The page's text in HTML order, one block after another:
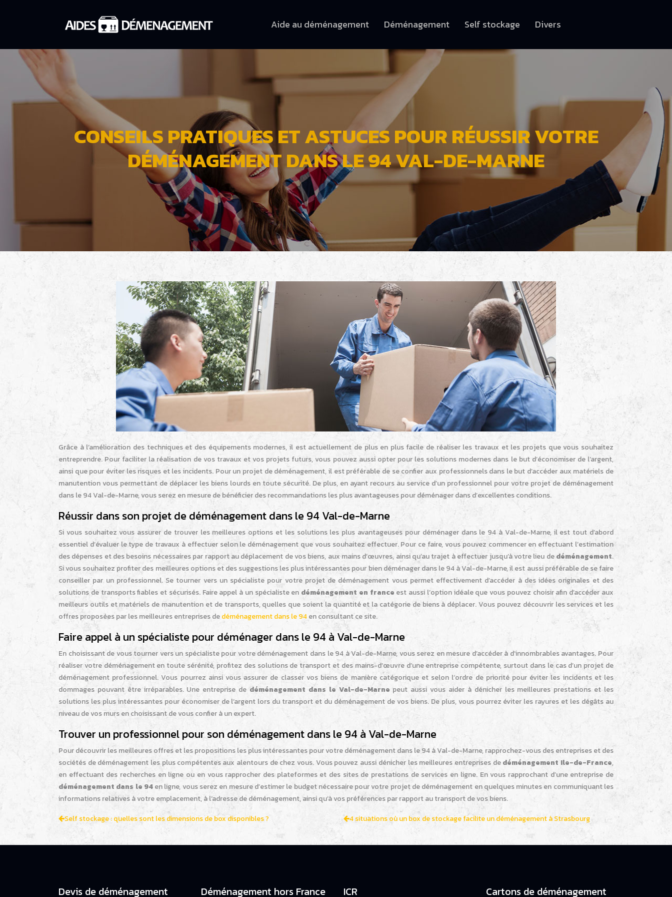
Aide au déménagement Déménagement Self stockage Divers
CONSEILS PRATIQUES ET ASTUCES POUR RÉUSSIR VOTRE
DÉMÉNAGEMENT DANS LE 94 VAL-DE-MARNE
Grâce à l’amélioration des techniques et des équipements modernes, il est actuellement de plus en plus facile de réaliser les travaux et les projets que vous souhaitez
entreprendre. Pour faciliter la réalisation de vos travaux et vos projets futurs, vous pouvez aussi opter pour les solutions modernes dans le but d’économiser de l’argent,
ainsi que pour éviter les risques et les incidents. Pour un projet de déménagement, il est préférable de se confier aux professionnels dans le but d’accéder aux matériels de
manutention vous permettant de déplacer les biens lourds en toute sécurité. De plus, en ayant recours au service d’un professionnel pour votre projet de déménagement
dans le 94 Val-de-Marne, vous serez en mesure de bénéficier des recommandations les plus avantageuses pour déménager dans d’excellentes conditions.
Réussir dans son projet de déménagement dans le 94 Val-de-Marne
Si vous souhaitez vous assurer de trouver les meilleures options et les solutions les plus avantageuses pour déménager dans le 94 à Val-de-Marne, il est tout d’abord
essentiel d’évaluer le type de travaux à effectuer selon le déménagement que vous souhaitez effectuer. Pour ce faire, vous pouvez commencer en effectuant l’estimation
des dépenses et des besoins nécessaires par rapport au déplacement de vos biens, aux mains d’œuvres, ainsi qu’au trajet à effectuer jusqu’à votre lieu dedéménagement.
Si vous souhaitez profiter des meilleures options et des suggestions les plus intéressantes pour bien déménager dans le 94 à Val-de-Marne, il est aussi préférable de se faire
conseiller par un professionnel. Se tourner vers un spécialiste pour votre projet de déménagement vous permet effectivement d’accéder à des idées originales et des
solutions de transports fiables et sécurisés. Faire appel à un spécialiste en déménagement en france est aussi l’option idéale que vous pouvez choisir afin d’accéder aux
meilleurs outils et matériels de manutention et de transports, quelles que soient la quantité et la catégorie de biens à déplacer. Vous pouvez découvrir les services et les
offres proposées par les meilleures entreprises dedéménagement dans le 94en consultant ce site.
Faire appel à un spécialiste pour déménager dans le 94 à Val-de-Marne
En choisissant de vous tourner vers un spécialiste pour votre déménagement dans le 94 à Val-de-Marne, vous serez en mesure d’accéder à d’innombrables avantages. Pour
réaliser votre déménagement en toute sérénité, profitez des solutions de transport et des mains-d’œuvre d’une entreprise compétente, surtout dans le cas d’un projet de
déménagement professionnel. Vous pourrez ainsi vous assurer de classer vos biens de manière catégorique et selon l’ordre de priorité pour éviter les incidents et les
dommages pouvant être irréparables. Une entreprise de déménagement dans le Val-de-Marne peut aussi vous aider à dénicher les meilleures prestations et les
solutions les plus intéressantes pour économiser de l’argent lors du transport et du déménagement de vos biens. De plus, vous pourrez éviter les rayures et les dégâts au
niveau de vos murs en choisissant de vous confier à un expert.
Trouver un professionnel pour son déménagement dans le 94 à Val-de-Marne
Pour découvrir les meilleures offres et les propositions les plus intéressantes pour votre déménagement dans le 94 à Val-de-Marne, rapprochez-vous des entreprises et des
sociétés de déménagement les plus compétentes aux alentours de chez vous. Vous pouvez aussi dénicher les meilleures entreprises dedéménagement Ile-de-France,
en effectuant des recherches en ligne ou en vous rapprocher des plateformes et des sites de prestations de services en ligne. En vous rapprochant d’une entreprise de
déménagement dans le 94en ligne, vous serez en mesure d’estimer le budget nécessaire pour votre projet de déménagement en quelques minutes en communiquant les
informations relatives à votre emplacement, à l’adresse de déménagement, ainsi qu’à vos préférences par rapport au transport de vos biens.
Self stockage : quelles sont les dimensions de box disponibles ?
4 situations où un box de stockage facilite un déménagement à Strasbourg
Devis de déménagement Déménagement hors France ICR Cartons de déménagement